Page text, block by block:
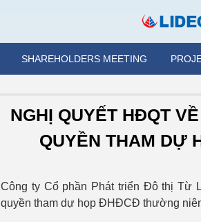
SHAREHOLDERS MEETING
NGHỊ QUYẾT HĐQT
QUYỀN THAM DỰ
Công ty Cổ phần Phát triển Đô thị Từ
quyền tham dự họp ĐHĐCĐ thường